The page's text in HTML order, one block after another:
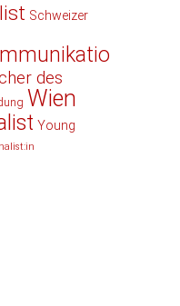
Schweizer
des
Wien
Young